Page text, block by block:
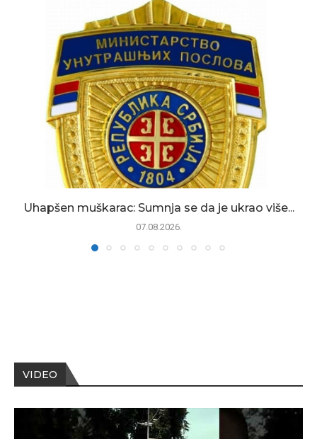
Uhapšen muškarac: Sumnja se da je ukrao više...
07.08.2026.
VIDEO